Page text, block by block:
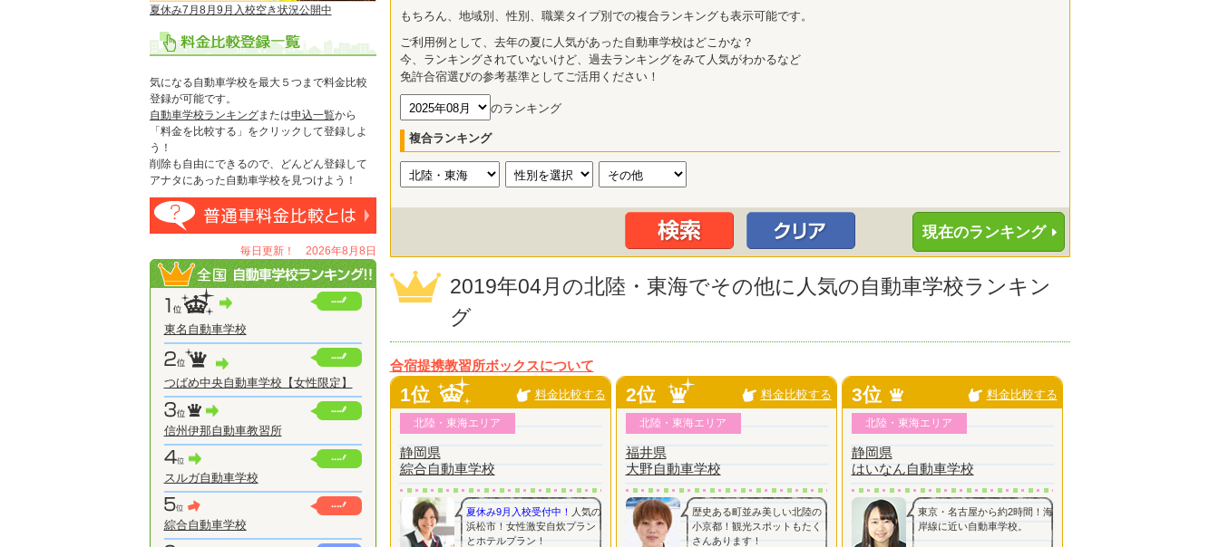
夏休み7月8月9月入校空き状況公開中
気になる自動車学校を最大５つまで料金比較
登録が可能です。
自動車学校ランキングまたは申込一覧から
「料金を比較する」をクリックして登録しよ
う！
削除も自由にできるので、どんどん登録して
アナタにあった自動車学校を見つけよう！
毎日更新！ 2026年8月8日
東名自動車学校
つばめ中央自動車学校【女性限定】
信州伊那自動車教習所
スルガ自動車学校
綜合自動車学校
もちろん、地域別、性別、職業タイプ別での複合ランキングも表示可能です。
ご利用例として、去年の夏に人気があった自動車学校はどこかな？
今、ランキングされていないけど、過去ランキングをみて人気がわかるなど
免許合宿選びの参考基準としてご活用ください！
のランキング
複合ランキング
現在のランキング
2019年04月の北陸・東海でその他に人気の自動車学校ランキン
グ
合宿提携教習所ボックスについて
1位 料金比較する
北陸・東海エリア
静岡県
綜合自動車学校
夏休み9月入校受付中！
人気の
浜松市！女性激安自炊プラン
とホテルプラン！
2位 料金比較する
北陸・東海エリア
福井県
大野自動車学校
歴史ある町並み美しい北陸の
小京都！観光スポットもたく
さんあります！
3位 料金比較する
北陸・東海エリア
静岡県
はいなん自動車学校
東京・名古屋から約2時間！海
岸線に近い自動車学校。